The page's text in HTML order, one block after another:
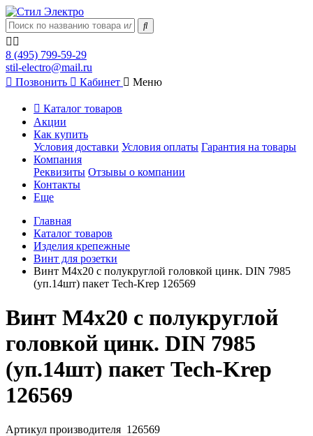
8 (495) 799-59-29
stil-electro@mail.ru
Позвонить
Кабинет Меню
Каталог товаров
Акции
Как купить
Условия доставки Условия оплаты Гарантия на товары
Компания
Реквизиты Отзывы о компании
Контакты
Еще
Главная
Каталог товаров
Изделия крепежные
Винт для розетки
Винт М4х20 с полукруглой головкой цинк. DIN 7985
(уп.14шт) пакет Tech-Krep 126569
Винт М4х20 с полукруглой
головкой цинк. DIN 7985
(уп.14шт) пакет Tech-Krep
126569
Артикул производителя 126569